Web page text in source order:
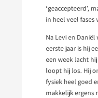
‘geaccepteerd’,
in heel veel fases
Na Levi en
eerste jaar is hij
een week lacht
loopt hij los. Hij
fysiek heel goed
makkelijk ergens